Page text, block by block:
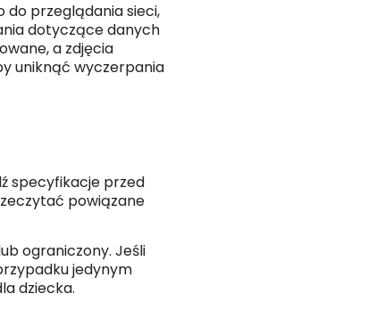
do przeglądania sieci,
dotyczące danych
a zdjęcia
uniknąć wyczerpania
specyfikacje przed
powiązane
ograniczony. Jeśli
jedynym
dziecka.